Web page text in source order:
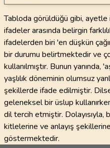
Tabloda görüldüğü gibi, ayetle
ifadeler arasında belirgin
ifadelerden biri 'en düşkün
bir durumu belirtmektedir ve
kullanılmıştır. Bunun yanında,
yaşlılık döneminin olumsuz
şekillerde ifade edilmiştir.
geleneksel bir üslup
dil tercih etmiştir. Dolayısıyla,
kitlelerine ve anlayış
göstermektedir.